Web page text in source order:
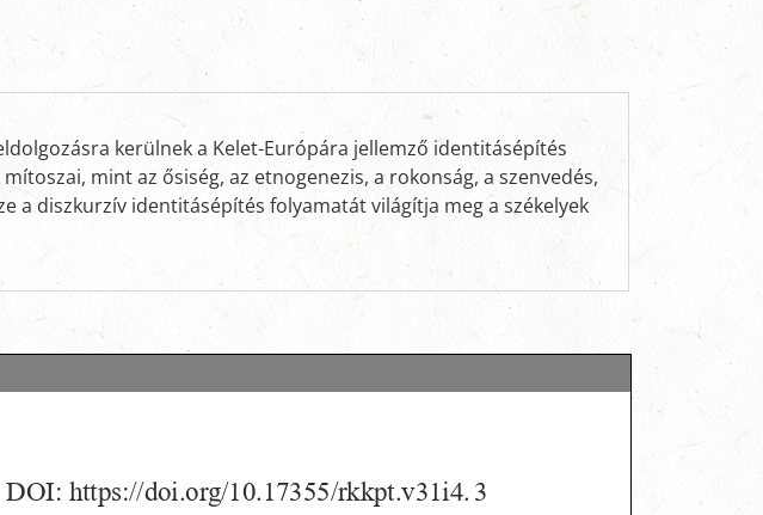
kerülnek a Kelet-Európára jellemző identitásépítés
mint az ősiség, az etnogenezis, a rokonság, a szenvedés,
a diszkurzív identitásépítés folyamatát világítja meg a székelyek